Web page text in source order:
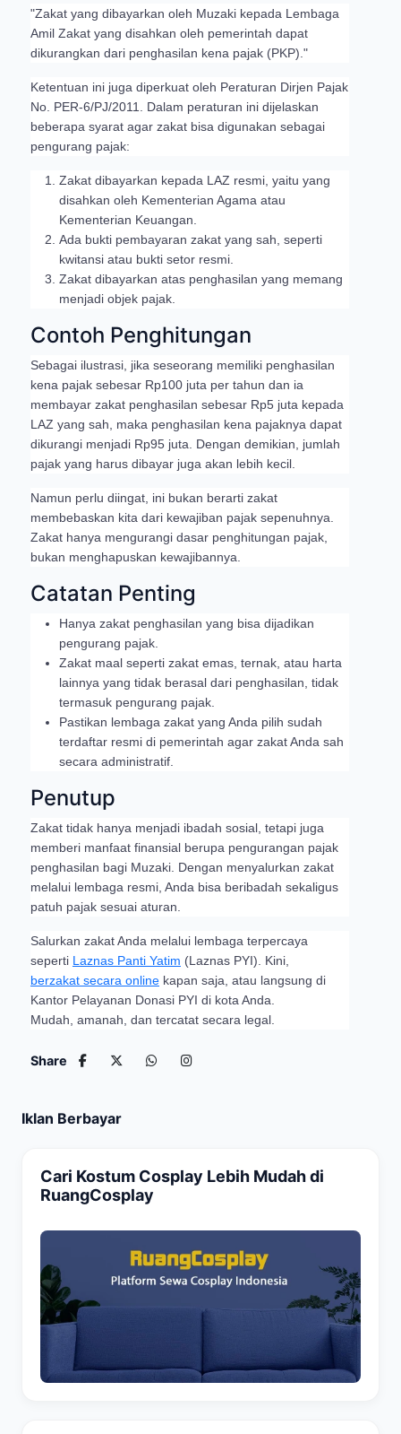
"Zakat yang dibayarkan oleh Muzaki kepada Lembaga
Amil Zakat yang disahkan oleh pemerintah dapat
dikurangkan dari penghasilan kena pajak (PKP)."
Ketentuan ini juga diperkuat oleh Peraturan Dirjen Pajak
No. PER-6/PJ/2011. Dalam peraturan ini dijelaskan
beberapa syarat agar zakat bisa digunakan sebagai
pengurang pajak:
Zakat dibayarkan kepada LAZ resmi, yaitu yang
disahkan oleh Kementerian Agama atau
Kementerian Keuangan.
Ada bukti pembayaran zakat yang sah, seperti
kwitansi atau bukti setor resmi.
Zakat dibayarkan atas penghasilan yang memang
menjadi objek pajak.
Contoh Penghitungan
Sebagai ilustrasi, jika seseorang memiliki penghasilan
kena pajak sebesar Rp100 juta per tahun dan ia
membayar zakat penghasilan sebesar Rp5 juta kepada
LAZ yang sah, maka penghasilan kena pajaknya dapat
dikurangi menjadi Rp95 juta. Dengan demikian, jumlah
pajak yang harus dibayar juga akan lebih kecil.
Namun perlu diingat, ini bukan berarti zakat
membebaskan kita dari kewajiban pajak sepenuhnya.
Zakat hanya mengurangi dasar penghitungan pajak,
bukan menghapuskan kewajibannya.
Catatan Penting
Hanya zakat penghasilan yang bisa dijadikan
pengurang pajak.
Zakat maal seperti zakat emas, ternak, atau harta
lainnya yang tidak berasal dari penghasilan, tidak
termasuk pengurang pajak.
Pastikan lembaga zakat yang Anda pilih sudah
terdaftar resmi di pemerintah agar zakat Anda sah
secara administratif.
Penutup
Zakat tidak hanya menjadi ibadah sosial, tetapi juga
memberi manfaat finansial berupa pengurangan pajak
penghasilan bagi Muzaki. Dengan menyalurkan zakat
melalui lembaga resmi, Anda bisa beribadah sekaligus
patuh pajak sesuai aturan.
Salurkan zakat Anda melalui lembaga terpercaya
seperti Laznas Panti Yatim (Laznas PYI). Kini,
berzakat secara online kapan saja, atau langsung di
Kantor Pelayanan Donasi PYI di kota Anda.
Mudah, amanah, dan tercatat secara legal.
Share
Iklan Berbayar
Cari Kostum Cosplay Lebih Mudah di
RuangCosplay